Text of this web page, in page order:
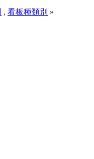
, 看板種類別 »